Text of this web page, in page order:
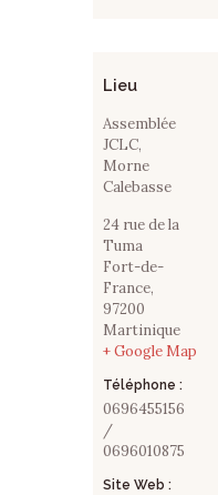
Lieu
Assemblée
JCLC,
Morne
Calebasse
24 rue de la
Tuma
Fort-de-
France,
97200
Martinique
+ Google Map
Téléphone :
0696455156
/
0696010875
Site Web :